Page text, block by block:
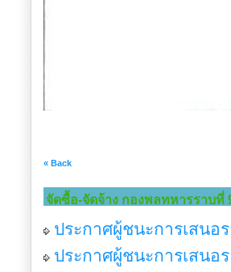
« Back
จัดซื้อ-จัดจ้าง กองพลทหารราบที่
ประกาศผู้ชนะการเสน
ประกาศผู้ชนะการเสนอ